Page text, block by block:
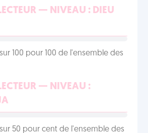
— NIVEAU : DIEU
100 pour 100 de l'ensemble des
— NIVEAU :
50 pour cent de l'ensemble des